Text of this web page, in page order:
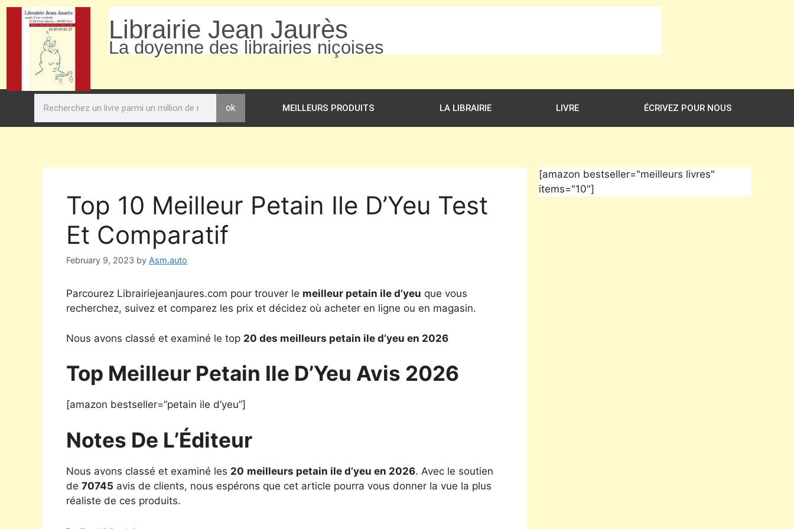
Librairie Jean Jaurès
La doyenne des librairies niçoises
ok MEILLEURS PRODUITS LA LIBRAIRIE LIVRE ÉCRIVEZ POUR NOUS
Top 10 Meilleur Petain Ile D’Yeu Test
Et Comparatif
February 9, 2023 by Asm.auto
Parcourez Librairiejeanjaures.com pour trouver le meilleur petain ile d’yeu que vous
recherchez, suivez et comparez les prix et décidez où acheter en ligne ou en magasin.
Nous avons classé et examiné le top 20 des meilleurs petain ile d’yeu en 2026
Top Meilleur Petain Ile D’Yeu Avis 2026
[amazon bestseller=”petain ile d’yeu”]
Notes De L’Éditeur
Nous avons classé et examiné les 20 meilleurs petain ile d’yeu en 2026. Avec le soutien
de 70745 avis de clients, nous espérons que cet article pourra vous donner la vue la plus
réaliste de ces produits.
[amazon bestseller="meilleurs livres"
items="10"]